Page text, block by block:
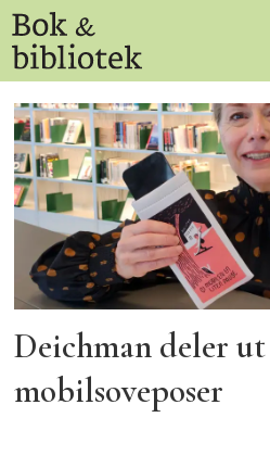
Tag:
mobilbruk
Deichman deler ut
mobilsoveposer